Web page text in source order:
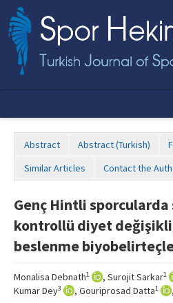
Online First
Aims and Scope
Editorial Board
Copyright Transfer Form
Abstract Abstract (Turkish)
Similar Articles
Contact the
Genç Hintli
kontrollü diyet
beslenme
Monalisa Debnath1 , Surojit Sarkar1
Kumar Dey3 , Gouriprosad Datta1